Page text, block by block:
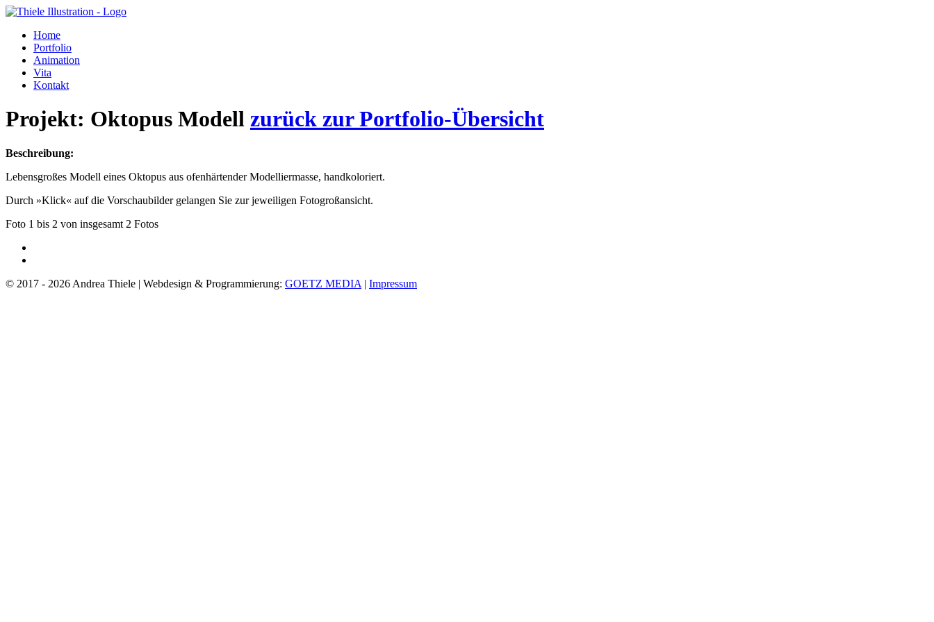
Home
Portfolio
Animation
Vita
Kontakt
Projekt: Oktopus Modell zurück zur Portfolio-Übersicht
Beschreibung:
Lebensgroßes Modell eines Oktopus aus ofenhärtender Modelliermasse, handkoloriert.
Durch »Klick« auf die Vorschaubilder gelangen Sie zur jeweiligen Fotogroßansicht.
Foto 1 bis 2 von insgesamt 2 Fotos
© 2017 - 2026 Andrea Thiele | Webdesign & Programmierung: GOETZ MEDIA | Impressum